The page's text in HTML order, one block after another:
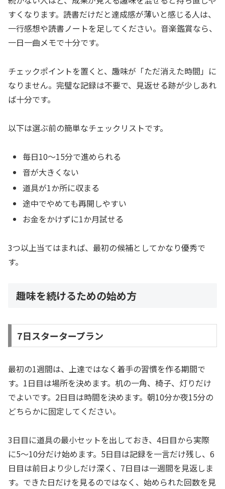
すくなります。読書だけだと達成感が薄いと感じる人は、
一行感想や読書ノートを足してください。音楽鑑賞なら、
一日一曲メモで十分です。
チェックポイントを置くと、趣味が「ただ消えた時間」に
なりません。完璧な記録は不要で、見返せる跡が少しあれ
ば十分です。
以下は選ぶ前の簡単なチェックリストです。
毎日10〜15分で進められる
音が大きくない
道具が1か所に収まる
途中でやめても再開しやすい
お金をかけずに1か月試せる
3つ以上当てはまれば、最初の候補としてかなり優秀で
す。
趣味を続けるための始め方
7日スタータープラン
最初の1週間は、上達ではなく着手の習慣を作る期間で
す。1日目は場所を決めます。机の一角、椅子、灯りだけ
でよいです。2日目は時間を決めます。朝10分か夜15分の
どちらかに固定してください。
3日目に道具の最小セットを出しておき、4日目から実際
に5〜10分だけ始めます。5日目は記録を一言だけ残し、6
日目は前日より少しだけ深く、7日目は一週間を見返しま
す。できた日だけを見るのではなく、始められた回数を見